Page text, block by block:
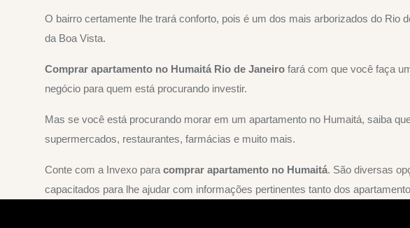
O bairro certamente lhe trará conforto, pois é um dos mais arborizados do Rio
da Boa Vista.
Comprar apartamento no Humaitá Rio de Janeiro fará com que você faça
negócio para quem está procurando investir.
Mas se você está procurando morar em um apartamento no Humaitá, saiba
supermercados, restaurantes, farmácias e muito mais.
Conte com a Invexo para comprar apartamento no Humaitá. São diversas
capacitados para lhe ajudar com informações pertinentes tanto dos